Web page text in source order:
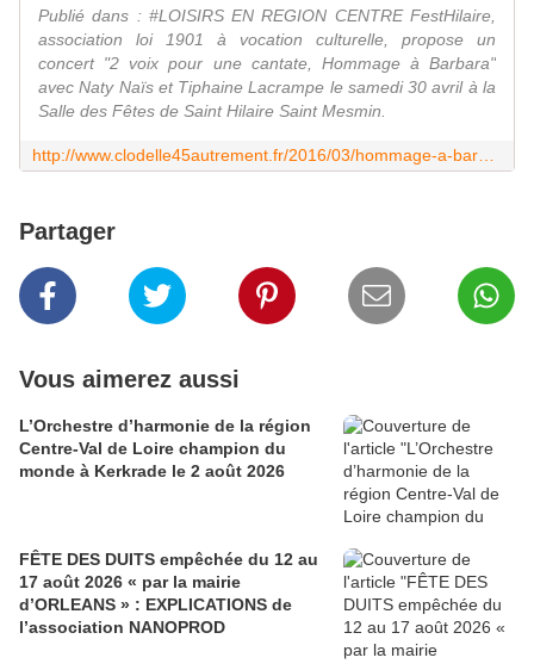
Publié dans : #LOISIRS EN REGION CENTRE FestHilaire,
association loi 1901 à vocation culturelle, propose un
concert "2 voix pour une cantate, Hommage à Barbara"
avec Naty Naïs et Tiphaine Lacrampe le samedi 30 avril à la
Salle des Fêtes de Saint Hilaire Saint Mesmin.
Partager
Vous aimerez aussi
L’Orchestre d’harmonie de la région
Centre-Val de Loire champion du
monde à Kerkrade le 2 août 2026
FÊTE DES DUITS empêchée du 12 au
17 août 2026 « par la mairie
d’ORLEANS » : EXPLICATIONS de
l’association NANOPROD